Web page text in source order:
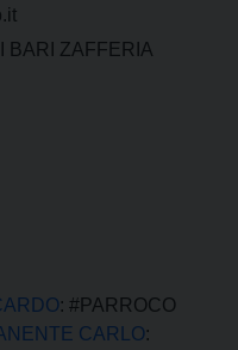
BARI ZAFFERIA
: #PARROCO
CARLO: